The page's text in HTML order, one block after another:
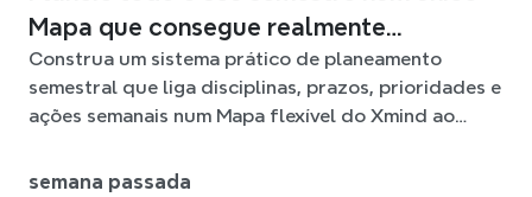
Mapa que consegue realmente
acompanhar
Construa um sistema prático de planeamento
semestral que liga disciplinas, prazos, prioridades e
ações semanais num Mapa flexível do Xmind ao
semana passada